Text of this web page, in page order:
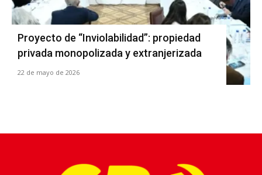
Proyecto de “Inviolabilidad”: propiedad
privada monopolizada y extranjerizada
22 de mayo de 2026